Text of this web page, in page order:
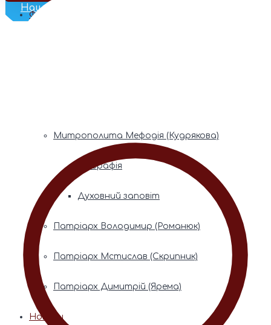
Наш Телеграм
Фонди пам’яті
Митрополита Мефодія (Кудрякова)
Біографія
Духовний заповіт
Патріарх Володимир (Романюк)
Патріарх Мстислав (Скрипник)
Патріарх Димитрій (Ярема)
Новини